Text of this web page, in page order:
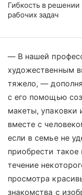
Гибкость в решении
рабочих задач
— В нашей
художественным
тяжело, —
с его помощью
макеты, упаковки
вместе с
если в семье не
приобрести
течение
просмотра
знакомства с